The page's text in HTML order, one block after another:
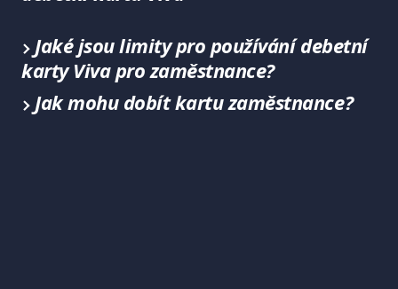
Jaké jsou limity pro používání debetní
karty Viva pro zaměstnance?
Jak mohu dobít kartu zaměstnance?